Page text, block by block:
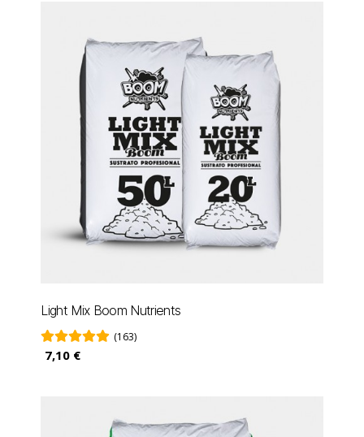
Light Mix Boom Nutrients
(163)
7,10 €